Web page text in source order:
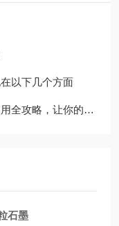
以下几个方面
让你的工作更出色！
石墨